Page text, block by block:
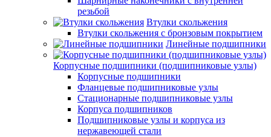
резьбой
Втулки скольжения
Втулки скольжения с бронзовым покрытием
Линейные подшипники
Корпусные подшипники (подшипниковые узлы)
Корпусные подшипники
Фланцевые подшипниковые узлы
Стационарные подшипниковые узлы
Корпуса подшипников
Подшипниковые узлы и корпуса из
нержавеющей стали